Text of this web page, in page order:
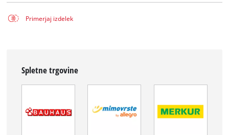
Primerjaj izdelek
Spletne trgovine